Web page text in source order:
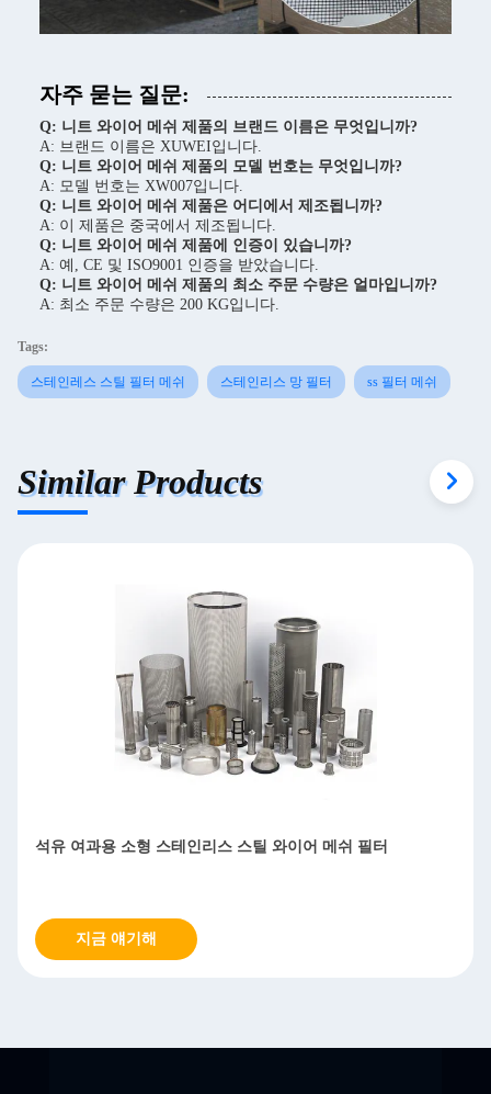
자주 묻는 질문:
Q: 니트 와이어 메쉬 제품의 브랜드 이름은 무엇입니까?
A: 브랜드 이름은 XUWEI입니다.
Q: 니트 와이어 메쉬 제품의 모델 번호는 무엇입니까?
A: 모델 번호는 XW007입니다.
Q: 니트 와이어 메쉬 제품은 어디에서 제조됩니까?
A: 이 제품은 중국에서 제조됩니다.
Q: 니트 와이어 메쉬 제품에 인증이 있습니까?
A: 예, CE 및 ISO9001 인증을 받았습니다.
Q: 니트 와이어 메쉬 제품의 최소 주문 수량은 얼마입니까?
A: 최소 주문 수량은 200 KG입니다.
Tags:
스테인레스 스틸 필터 메쉬 스테인리스 망 필터 ss 필터 메쉬
Similar Products
물처리를 위한 반성식성 스테인레스 스틸 망 필터
지금 얘기해